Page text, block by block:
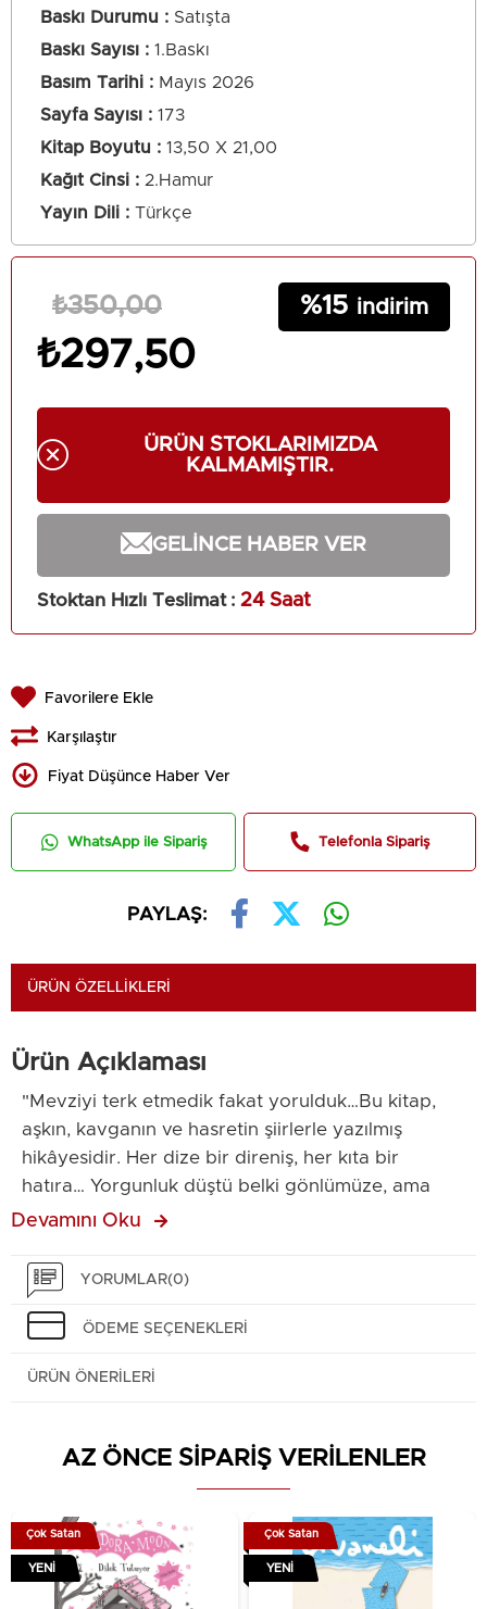
Baskı Durumu
Satışta
Baskı Sayısı
1.Baskı
Basım Tarihi
Mayıs 2026
Sayfa Sayısı
173
Kitap Boyutu
13,50 X 21,00
Kağıt Cinsi
2.Hamur
Yayın Dili
Türkçe
₺350,00
₺297,50
15
ÜRÜN STOKLARIMIZDA
KALMAMIŞTIR.
GELINCE HABER VER
Stoktan Hızlı Teslimat : 24 Saat
Favorilere Ekle
Karşılaştır
Fiyat Düşünce Haber Ver
WhatsApp ile Sipariş Telefonla Sipariş
PAYLAŞ:
ÜRÜN ÖZELLIKLERI
Ürün Açıklaması
"Mevziyi terk etmedik fakat yorulduk…Bu kitap,
aşkın, kavganın ve hasretin şiirlerle yazılmış
hikâyesidir. Her dize bir direniş, her kıta bir
hatıra… Yorgunluk düştü belki gönlümüze, ama
kelimeler hâlâ ayakta. Yorgun Mevzi, suskun bir
Devamını Oku
YORUMLAR(0)
ÖDEME SEÇENEKLERI
ÜRÜN ÖNERILERI
AZ ÖNCE SİPARİŞ VERİLENLER
Çok Satan
YENI
Çok Satan
YENI